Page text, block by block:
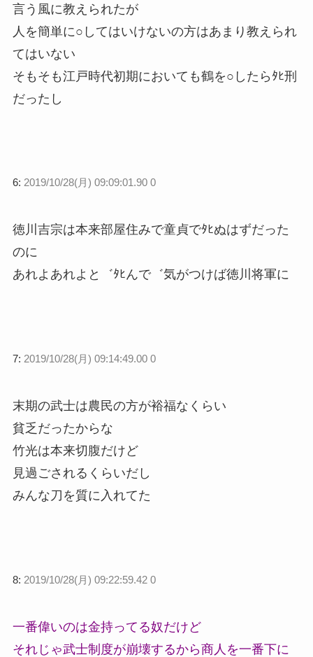
言う風に教えられたが
人を簡単に○してはいけないの方はあまり教えられ
てはいない
そもそも江戸時代初期においても鶴を○したらﾀﾋ刑
だったし
6: 2019/10/28(月) 09:09:01.90 0
徳川吉宗は本来部屋住みで童貞でﾀﾋぬはずだった
のに
あれよあれよと゛ﾀﾋんで゛気がつけば徳川将軍に
7: 2019/10/28(月) 09:14:49.00 0
末期の武士は農民の方が裕福なくらい
貧乏だったからな
竹光は本来切腹だけど
見過ごされるくらいだし
みんな刀を質に入れてた
8: 2019/10/28(月) 09:22:59.42 0
一番偉いのは金持ってる奴だけど
それじゃ武士制度が崩壊するから商人を一番下に